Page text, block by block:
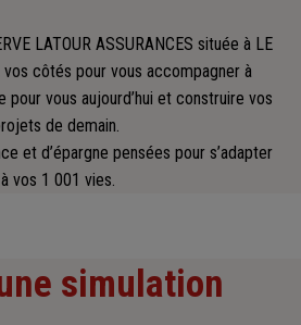
LATOUR ASSURANCES située à LE
vos côtés pour vous accompagner à
vous aujourd’hui et construire vos
de demain.
et d’épargne pensées pour s’adapter
à vos 1 001 vies.
simulation